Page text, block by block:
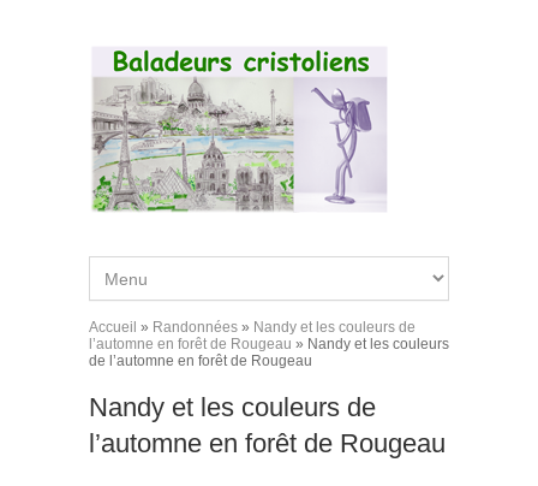
Vous êtes ici
Accueil » Randonnées » Nandy et les couleurs de
l’automne en forêt de Rougeau » Nandy et les couleurs
de l’automne en forêt de Rougeau
Nandy et les couleurs de
l’automne en forêt de Rougeau